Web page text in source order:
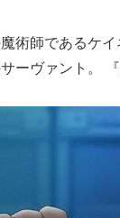
術師であるケ
ーヴァント。